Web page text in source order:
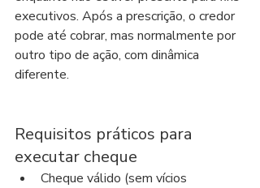
executivos. Após a prescrição, o credor
pode até cobrar, mas normalmente por
outro tipo de ação, com dinâmica
diferente.
Requisitos práticos para
executar cheque
Cheque válido (sem vícios